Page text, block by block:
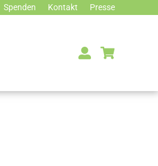
Spenden Kontakt Presse